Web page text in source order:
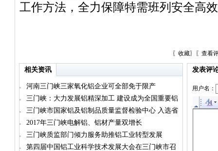
工作方法，全力保障特需班列安全高
〖 收藏〗〖 查看
相关资讯
河南三门峡三家氧化铝企业可全部免于限产
三门峡：大力发展铝精深加工 建设成为全国重要铝
工业基地
三门峡市国家铝及铝制品质量监督检验中心 入选省
级服务平台
2017年三门峡电解铝、铝材产量双增长
三门峡质监部门倾力服务助推铝工业转型发展
第四届中国铝工业科学技术发展大会在三门峡市召
发表评
用户名：